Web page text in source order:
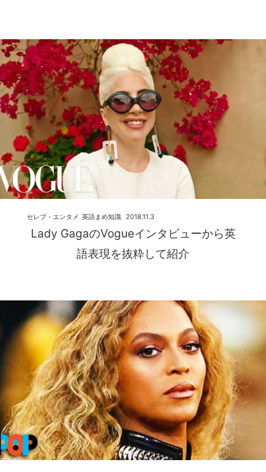
Lady GagaのVogueインタビューから英
語表現を抜粋して紹介
2018.11.3
セレブ・エンタメ 英語まめ知識